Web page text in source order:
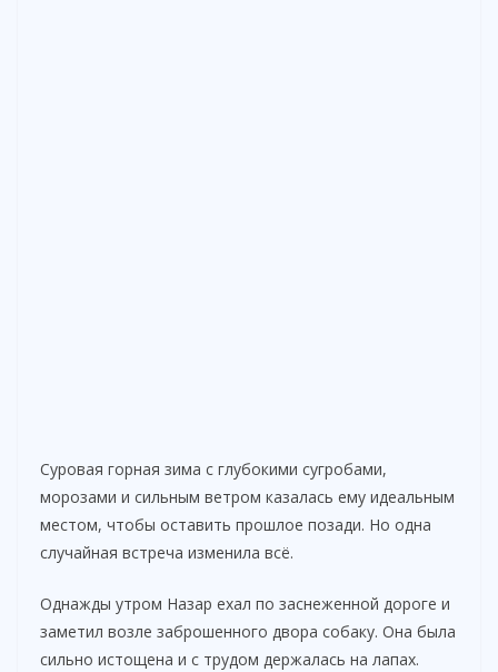
Суровая горная зима с глубокими сугробами,
морозами и сильным ветром казалась ему идеальным
местом, чтобы оставить прошлое позади. Но одна
случайная встреча изменила всё.
Однажды утром Назар ехал по заснеженной дороге и
заметил возле заброшенного двора собаку. Она была
сильно истощена и с трудом держалась на лапах.